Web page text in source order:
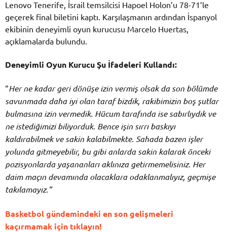
Lenovo Tenerife, İsrail temsilcisi Hapoel Holon’u 78-71’le
geçerek final biletini kaptı. Karşılaşmanın ardından İspanyol
ekibinin deneyimli oyun kurucusu Marcelo Huertas,
açıklamalarda bulundu.
Deneyimli Oyun Kurucu Şu İfadeleri Kullandı:
“Her ne kadar geri dönüşe izin vermiş olsak da son bölümde
savunmada daha iyi olan taraf bizdik, rakibimizin boş şutlar
bulmasına izin vermedik. Hücum tarafında ise sabırlıydık ve
ne istediğimizi biliyorduk. Bence işin sırrı baskıyı
kaldırabilmek ve sakin kalabilmekte. Sahada bazen işler
yolunda gitmeyebilir, bu gibi anlarda sakin kalarak önceki
pozisyonlarda yaşananları aklınıza getirmemelisiniz. Her
daim maçın devamında olacaklara odaklanmalıyız, geçmişe
takılamayız.”
Basketbol gündemindeki en son gelişmeleri
kaçırmamak için tıklayın!